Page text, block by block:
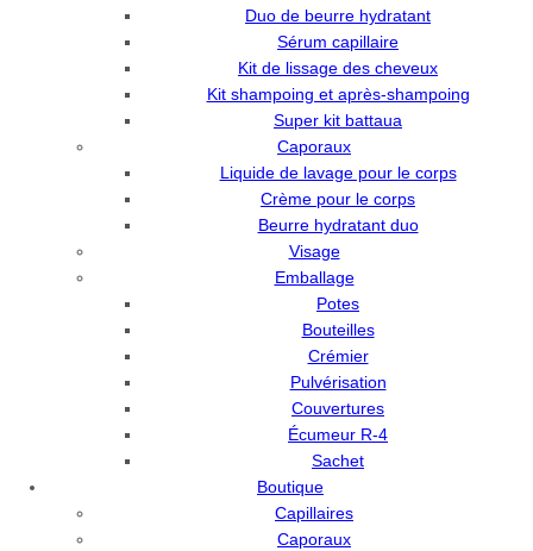
Duo de beurre hydratant
Sérum capillaire
Kit de lissage des cheveux
Kit shampoing et après-shampoing
Super kit battaua
Caporaux
Liquide de lavage pour le corps
Crème pour le corps
Beurre hydratant duo
Visage
Emballage
Potes
Bouteilles
Crémier
Pulvérisation
Couvertures
Écumeur R-4
Sachet
Boutique
Capillaires
Caporaux